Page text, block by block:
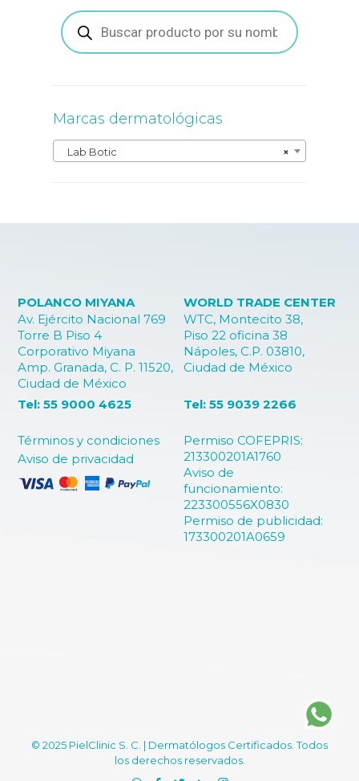
Búsqueda
de
productos
Marcas dermatológicas
×
Lab Botic
POLANCO MIYANA
Av. Ejército Nacional 769
Torre B Piso 4
Corporativo Miyana
Amp. Granada, C. P. 11520,
Ciudad de México
WORLD TRADE CENTER
WTC, Montecito 38,
Piso 22 oficina 38
Nápoles, C.P. 03810,
Ciudad de México
Términos y condiciones
Aviso de privacidad
Permiso COFEPRIS:
213300201A1760
Aviso de
funcionamiento:
223300556X0830
Permiso de publicidad:
173300201A0659
Tel: 55 9000 4625 Tel: 55 9039 2266
© 2025 PielClinic S. C. | Dermatólogos Certificados. Todos
los derechos reservados.